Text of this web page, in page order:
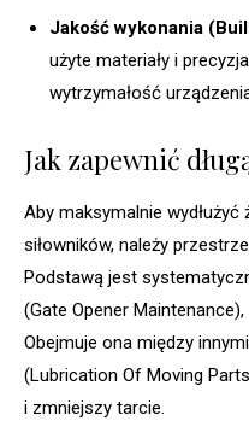
Jakość wykonania
użyte materiały i
wytrzymałość
Jak zapewnić
Aby maksymalnie
siłowników, należy
Podstawą jest
(Gate Opener
Obejmuje ona między
(Lubrication Of Moving
i zmniejszy tarcie.